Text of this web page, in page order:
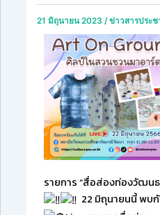
21 มิถุนายน 2023 /ข่าวสารประ
รายการ “สื่อส่องท่องวัฒนธ
22 มิถุนายนนี้ พบ